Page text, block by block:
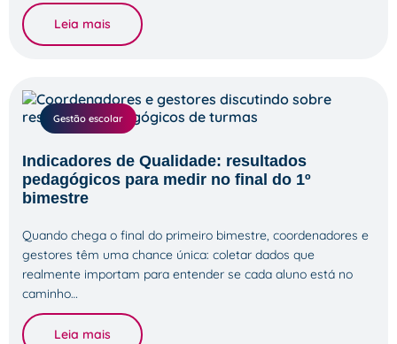
Leia mais
Gestão escolar
Indicadores de Qualidade: resultados
pedagógicos para medir no final do 1º
bimestre
Quando chega o final do primeiro bimestre, coordenadores e
gestores têm uma chance única: coletar dados que
realmente importam para entender se cada aluno está no
caminho…
Leia mais